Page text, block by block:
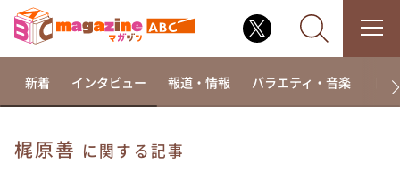
新着 インタビュー 報道・情報 バラエティ・音楽 ド
梶原善 に関する記事